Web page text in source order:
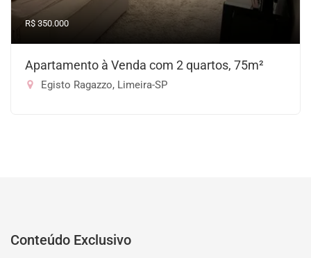
R$ 350.000
Apartamento à Venda com 2 quartos, 75m²
Egisto Ragazzo, Limeira-SP
Conteúdo Exclusivo